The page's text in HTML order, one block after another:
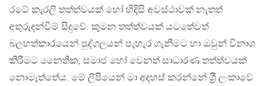
රටේ කැරලි තත්ත්වයක් හෝ හිදිසි අවස්ථාවක් නැතත්
අතුරුදන්වීම් සිදුවේ. කුමන තත්ත්වයක් යටතේවත්
බලහත්කාරයෙන් පුද්ගලයන් පැහැර ගැනීමට හා ඔවුන් විනාශ
කිරීමට නෛතික, සමාජ හෝ වෙනත් සාධාරණ තත්ත්වයක්
නොමැත්තේය. මේ ලිපියෙන් මා අදහස් කරන්නේ ශ‍්‍රී ලංකාවේ